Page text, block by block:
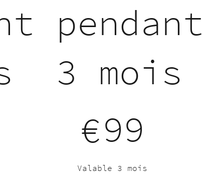
pendant
3 mois
€99
Valable 3 mois